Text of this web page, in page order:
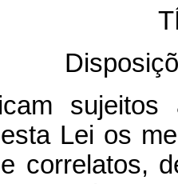
sujeitos
Lei os
correlatos,